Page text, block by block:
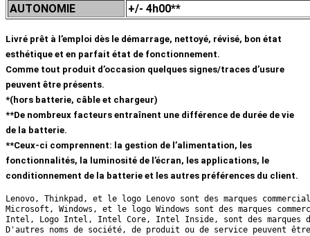
AUTONOMIE
+/- 4h00**
Livré prêt à l’emploi dès le démarrage, nettoyé, révisé, bon état
esthétique et en parfait état de fonctionnement.
Comme tout produit d’occasion quelques signes/traces d’usure
peuvent être présents.
*(hors batterie, câble et chargeur)
**De nombreux facteurs entraînent une différence de durée de vie
de la batterie.
**Ceux-ci comprennent: la gestion de l’alimentation, les
fonctionnalités, la luminosité de l’écran, les applications, le
conditionnement de la batterie et les autres préférences du client.
Lenovo, Thinkpad, et le logo Lenovo sont des marques
Microsoft, Windows, et le logo Windows sont des marques
Intel, Logo Intel, Intel Core, Intel Inside, sont des marques
D'autres noms de société, de produit ou de service peuvent